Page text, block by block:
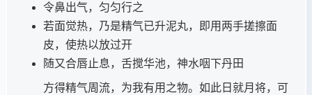
令鼻出气，匀匀行之
若面觉热，乃是精气已升泥丸，即用两手搓擦面
皮，使热以放过开
随又合唇止息，舌搅华池，神水咽下丹田
方得精气周流，为我有用之物。如此日就月将，可